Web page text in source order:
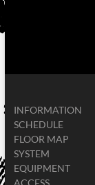
INFORMATION
SCHEDULE
FLOOR MAP
SYSTEM
EQUIPMENT
ACCESS